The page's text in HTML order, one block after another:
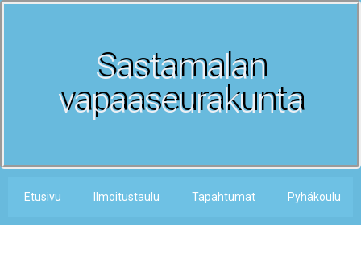
Sastamalan
vapaaseurakunta
Etusivu Ilmoitustaulu Tapahtumat Pyhäkoulu